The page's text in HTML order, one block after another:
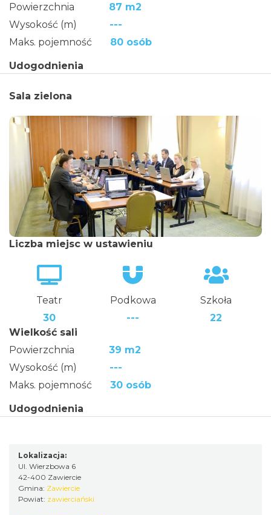
Powierzchnia
87 m2
Wysokość (m)
---
Maks. pojemność
80 osób
Udogodnienia
Sala zielona
Liczba miejsc w ustawieniu
Teatr Podkowa
Szkoła
30
---
22
Wielkość sali
Powierzchnia
39 m2
Wysokość (m)
---
Maks. pojemność
30 osób
Udogodnienia
Lokalizacja:
Ul. Wierzbowa 6
42-400 Zawiercie
Gmina: Zawiercie
Powiat: zawierciański